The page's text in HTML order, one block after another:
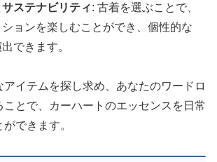
ステナビリティ: 古着を選ぶことで、
ョンを楽しむことができ、個性的な
できます。
アイテムを探し求め、あなたのワードロ
ことで、カーハートのエッセンスを日常
できます。